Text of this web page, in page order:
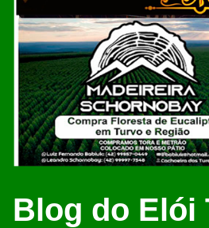
Blog do Elói